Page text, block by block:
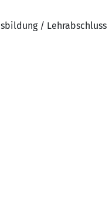
/ Lehrabschluss